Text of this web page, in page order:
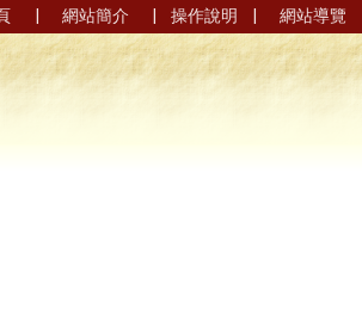
| 網站簡介 | 操作說明 | 網站導覽